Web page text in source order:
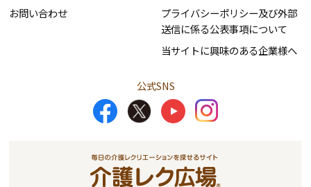
お問い合わせ
プライバシーポリシー及び外部
送信に係る公表事項について
当サイトに興味のある企業様へ
公式SNS